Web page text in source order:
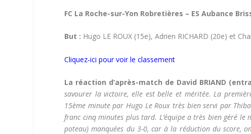
FC La Roche-sur-Yon Robretières – ES Aubance
But : Hugo LE ROUX (15e), Adrien RICHARD (20e) et
Cliquez-ici pour voir le classement
La réaction d’après-match de David BRIAND
savourer la victoire, elle est belle et méritée. La
15ème minute par Hugo Le Roux très bien servi par
franc cinq minutes plus tard. L’équipe a très bien géré
poteau) manquées du 3-0, car à la réduction du score,